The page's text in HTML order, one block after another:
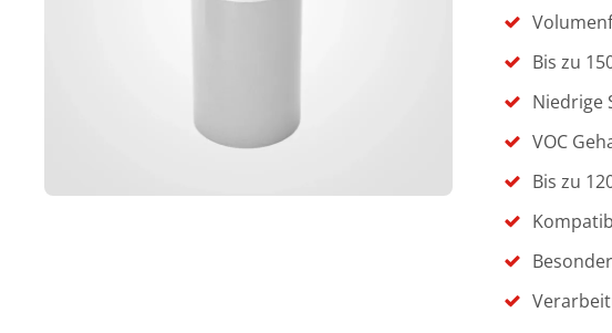
Bis zu
Niedrige
VOC
Bis zu